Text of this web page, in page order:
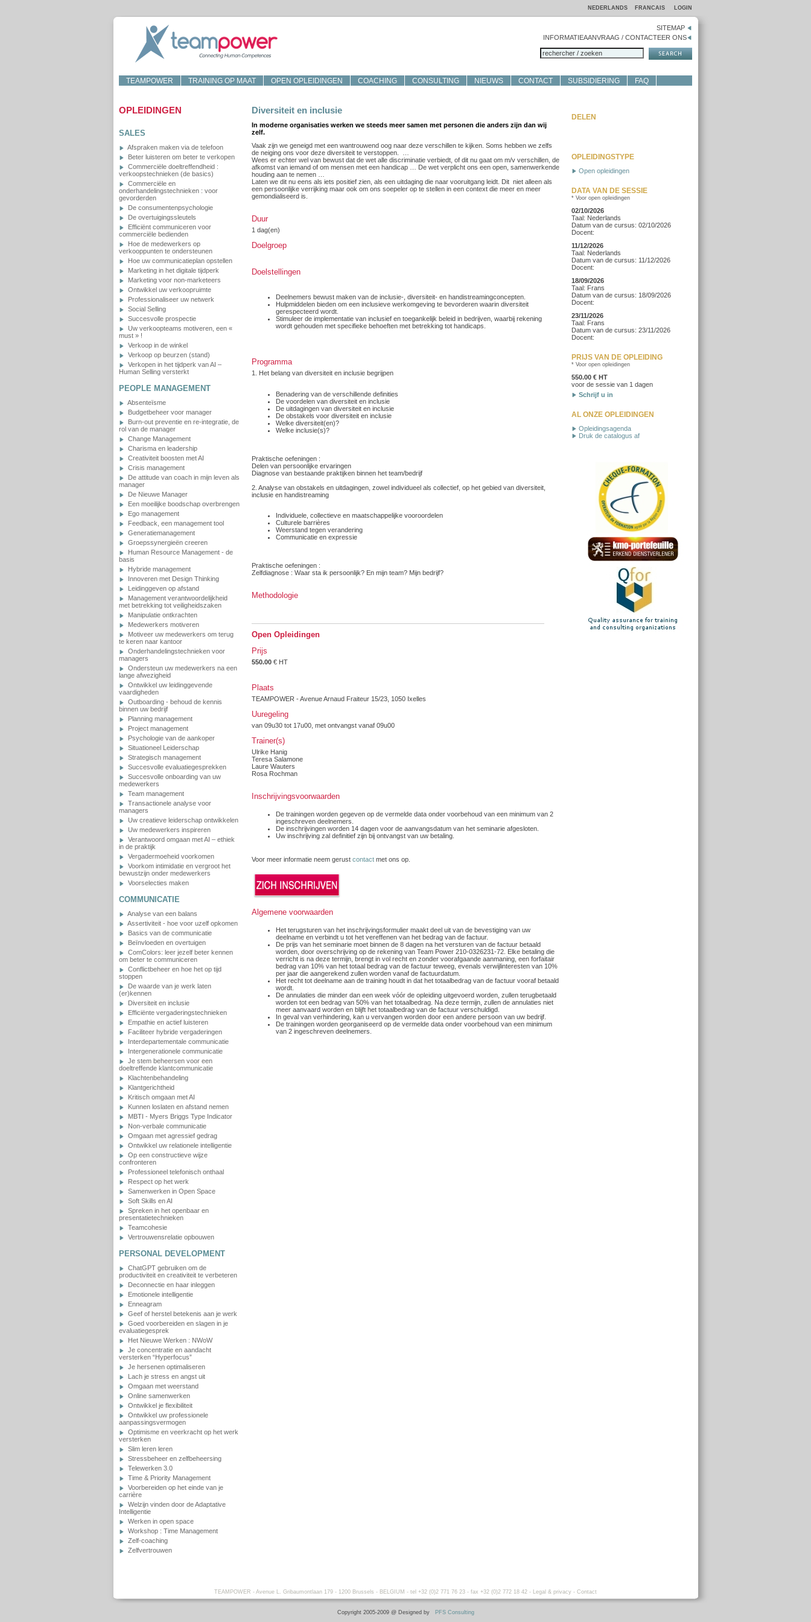
NEDERLANDS FRANCAIS LOGIN
SITEMAP
INFORMATIEAANVRAAG / CONTACTEER ONS
TEAMPOWER TRAINING OP MAAT OPEN OPLEIDINGEN COACHING CONSULTING NIEUWS CONTACT SUBSIDIERING FAQ
OPLEIDINGEN
SALES
Afspraken maken via de telefoon
Beter luisteren om beter te verkopen
Commerciële doeltreffendheid :
verkoopstechnieken (de basics)
Commerciële en
onderhandelingstechnieken : voor
gevorderden
De consumentenpsychologie
De overtuigingssleutels
Efficiënt communiceren voor
commerciële bedienden
Hoe de medewerkers op
verkooppunten te ondersteunen
Hoe uw communicatieplan opstellen
Marketing in het digitale tijdperk
Marketing voor non-marketeers
Ontwikkel uw verkoopruimte
Professionaliseer uw netwerk
Social Selling
Succesvolle prospectie
Uw verkoopteams motiveren, een «
must » !
Verkoop in de winkel
Verkoop op beurzen (stand)
Verkopen in het tijdperk van AI –
Human Selling versterkt
PEOPLE MANAGEMENT
Absenteïsme
Budgetbeheer voor manager
Burn-out preventie en re-integratie, de
rol van de manager
Change Management
Charisma en leadership
Creativiteit boosten met AI
Crisis management
De attitude van coach in mijn leven als
manager
De Nieuwe Manager
Een moeilijke boodschap overbrengen
Ego management
Feedback, een management tool
Generatiemanagement
Groepssynergieën creeren
Human Resource Management - de
basis
Hybride management
Innoveren met Design Thinking
Leidinggeven op afstand
Management verantwoordelijkheid
met betrekking tot veiligheidszaken
Manipulatie ontkrachten
Medewerkers motiveren
Motiveer uw medewerkers om terug
te keren naar kantoor
Onderhandelingstechnieken voor
managers
Ondersteun uw medewerkers na een
lange afwezigheid
Ontwikkel uw leidinggevende
vaardigheden
Outboarding - behoud de kennis
binnen uw bedrijf
Planning management
Project management
Psychologie van de aankoper
Situationeel Leiderschap
Strategisch management
Succesvolle evaluatiegesprekken
Succesvolle onboarding van uw
medewerkers
Team management
Transactionele analyse voor
managers
Uw creatieve leiderschap ontwikkelen
Uw medewerkers inspireren
Verantwoord omgaan met AI – ethiek
in de praktijk
Vergadermoeheid voorkomen
Voorkom intimidatie en vergroot het
bewustzijn onder medewerkers
Voorselecties maken
COMMUNICATIE
Analyse van een balans
Assertiviteit - hoe voor uzelf opkomen
Basics van de communicatie
Beïnvloeden en overtuigen
ComColors: leer jezelf beter kennen
om beter te communiceren
Conflictbeheer en hoe het op tijd
stoppen
De waarde van je werk laten
(er)kennen
Diversiteit en inclusie
Efficiënte vergaderingstechnieken
Empathie en actief luisteren
Faciliteer hybride vergaderingen
Interdepartementale communicatie
Intergenerationele communicatie
Je stem beheersen voor een
doeltreffende klantcommunicatie
Klachtenbehandeling
Klantgerichtheid
Kritisch omgaan met AI
Kunnen loslaten en afstand nemen
MBTI - Myers Briggs Type Indicator
Non-verbale communicatie
Omgaan met agressief gedrag
Ontwikkel uw relationele intelligentie
Op een constructieve wijze
confronteren
Professioneel telefonisch onthaal
Respect op het werk
Samenwerken in Open Space
Soft Skills en AI
Spreken in het openbaar en
presentatietechnieken
Teamcohesie
Vertrouwensrelatie opbouwen
PERSONAL DEVELOPMENT
ChatGPT gebruiken om de
productiviteit en creativiteit te verbeteren
Deconnectie en haar inleggen
Emotionele intelligentie
Enneagram
Geef of herstel betekenis aan je werk
Goed voorbereiden en slagen in je
evaluatiegesprek
Het Nieuwe Werken : NWoW
Je concentratie en aandacht
versterken “Hyperfocus”
Je hersenen optimaliseren
Lach je stress en angst uit
Omgaan met weerstand
Online samenwerken
Ontwikkel je flexibiliteit
Ontwikkel uw professionele
aanpassingsvermogen
Optimisme en veerkracht op het werk
versterken
Slim leren leren
Stressbeheer en zelfbeheersing
Telewerken 3.0
Time & Priority Management
Voorbereiden op het einde van je
carrière
Welzijn vinden door de Adaptative
Intelligentie
Werken in open space
Workshop : Time Management
Zelf-coaching
Zelfvertrouwen
Diversiteit en inclusie
In moderne organisaties werken we steeds meer samen met personen die anders zijn dan wij
zelf.
Vaak zijn we geneigd met een wantrouwend oog naar deze verschillen te kijken. Soms hebben we zelfs
de neiging ons voor deze diversiteit te verstoppen. …
Wees er echter wel van bewust dat de wet alle discriminatie verbiedt, of dit nu gaat om m/v verschillen, de
afkomst van iemand of om mensen met een handicap … De wet verplicht ons een open, samenwerkende
houding aan te nemen …
Laten we dit nu eens als iets positief zien, als een uitdaging die naar vooruitgang leidt. Dit niet alleen als
een persoonlijke verrijking maar ook om ons soepeler op te stellen in een context die meer en meer
gemondialiseerd is.
Duur
1 dag(en)
Doelgroep
Doelstellingen
Deelnemers bewust maken van de inclusie-, diversiteit- en handistreamingconcepten.
Hulpmiddelen bieden om een inclusieve werkomgeving te bevorderen waarin diversiteit
gerespecteerd wordt.
Stimuleer de implementatie van inclusief en toegankelijk beleid in bedrijven, waarbij rekening
wordt gehouden met specifieke behoeften met betrekking tot handicaps.
Programma
1. Het belang van diversiteit en inclusie begrijpen
Benadering van de verschillende definities
De voordelen van diversiteit en inclusie
De uitdagingen van diversiteit en inclusie
De obstakels voor diversiteit en inclusie
Welke diversiteit(en)?
Welke inclusie(s)?
Praktische oefeningen :
Delen van persoonlijke ervaringen
Diagnose van bestaande praktijken binnen het team/bedrijf
2. Analyse van obstakels en uitdagingen, zowel individueel als collectief, op het gebied van diversiteit,
inclusie en handistreaming
Individuele, collectieve en maatschappelijke vooroordelen
Culturele barrières
Weerstand tegen verandering
Communicatie en expressie
Praktische oefeningen :
Zelfdiagnose : Waar sta ik persoonlijk? En mijn team? Mijn bedrijf?
Methodologie
Open Opleidingen
Prijs
550.00 € HT
Plaats
TEAMPOWER - Avenue Arnaud Fraiteur 15/23, 1050 Ixelles
Uuregeling
van 09u30 tot 17u00, met ontvangst vanaf 09u00
Trainer(s)
Ulrike Hanig
Teresa Salamone
Laure Wauters
Rosa Rochman
Inschrijvingsvoorwaarden
De trainingen worden gegeven op de vermelde data onder voorbehoud van een minimum van 2
ingeschreven deelnemers.
De inschrijvingen worden 14 dagen voor de aanvangsdatum van het seminarie afgesloten.
Uw inschrijving zal definitief zijn bij ontvangst van uw betaling.
Voor meer informatie neem gerust contact met ons op.
Algemene voorwaarden
Het terugsturen van het inschrijvingsformulier maakt deel uit van de bevestiging van uw
deelname en verbindt u tot het vereffenen van het bedrag van de factuur.
De prijs van het seminarie moet binnen de 8 dagen na het versturen van de factuur betaald
worden, door overschrijving op de rekening van Team Power 210-0326231-72. Elke betaling die
verricht is na deze termijn, brengt in vol recht en zonder voorafgaande aanmaning, een forfaitair
bedrag van 10% van het totaal bedrag van de factuur teweeg, evenals verwijlinteresten van 10%
per jaar die aangerekend zullen worden vanaf de factuurdatum.
Het recht tot deelname aan de training houdt in dat het totaalbedrag van de factuur vooraf betaald
wordt.
De annulaties die minder dan een week vóór de opleiding uitgevoerd worden, zullen terugbetaald
worden tot een bedrag van 50% van het totaalbedrag. Na deze termijn, zullen de annulaties niet
meer aanvaard worden en blijft het totaalbedrag van de factuur verschuldigd.
In geval van verhindering, kan u vervangen worden door een andere persoon van uw bedrijf.
De trainingen worden georganiseerd op de vermelde data onder voorbehoud van een minimum
van 2 ingeschreven deelnemers.
DELEN
OPLEIDINGSTYPE
Open opleidingen
DATA VAN DE SESSIE
* Voor open opleidingen
02/10/2026
Taal: Nederlands
Datum van de cursus: 02/10/2026
Docent:
11/12/2026
Taal: Nederlands
Datum van de cursus: 11/12/2026
Docent:
18/09/2026
Taal: Frans
Datum van de cursus: 18/09/2026
Docent:
23/11/2026
Taal: Frans
Datum van de cursus: 23/11/2026
Docent:
PRIJS VAN DE OPLEIDING
* Voor open opleidingen
550.00 € HT
voor de sessie van 1 dagen
Schrijf u in
AL ONZE OPLEIDINGEN
Opleidingsagenda
Druk de catalogus af
TEAMPOWER - Avenue L. Gribaumontlaan 179 - 1200 Brussels - BELGIUM - tel +32 (0)2 771 76 23 - fax +32 (0)2 772 18 42 - Legal & privacy - Contact
Copyright 2005-2009 @ Designed by
PFS Consulting